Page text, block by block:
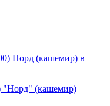
"Норд" (кашемир)